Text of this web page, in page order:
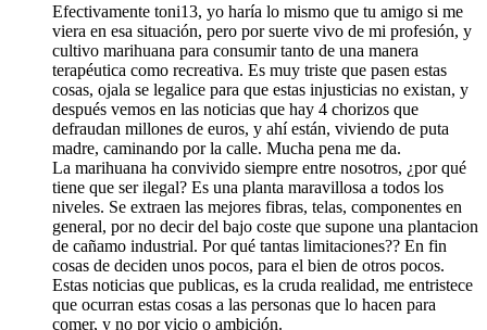
Efectivamente toni13, yo haría lo mismo que tu amigo si me
viera en esa situación, pero por suerte vivo de mi profesión, y
cultivo marihuana para consumir tanto de una manera
terapéutica como recreativa. Es muy triste que pasen estas
cosas, ojala se legalice para que estas injusticias no existan, y
después vemos en las noticias que hay 4 chorizos que
defraudan millones de euros, y ahí están, viviendo de puta
madre, caminando por la calle. Mucha pena me da.
La marihuana ha convivido siempre entre nosotros, ¿por qué
tiene que ser ilegal? Es una planta maravillosa a todos los
niveles. Se extraen las mejores fibras, telas, componentes en
general, por no decir del bajo coste que supone una plantacion
de cañamo industrial. Por qué tantas limitaciones?? En fin
cosas de deciden unos pocos, para el bien de otros pocos.
Estas noticias que publicas, es la cruda realidad, me entristece
que ocurran estas cosas a las personas que lo hacen para
comer, y no por vicio o ambición.